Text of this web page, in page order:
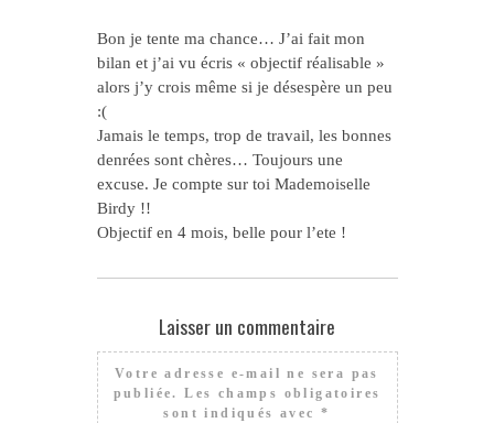
Bon je tente ma chance… J’ai fait mon
bilan et j’ai vu écris « objectif réalisable »
alors j’y crois même si je désespère un peu
:(
Jamais le temps, trop de travail, les bonnes
denrées sont chères… Toujours une
excuse. Je compte sur toi Mademoiselle
Birdy !!
Objectif en 4 mois, belle pour l’ete !
Laisser un commentaire
Votre adresse e-mail ne sera pas
publiée. Les champs obligatoires
sont indiqués avec*